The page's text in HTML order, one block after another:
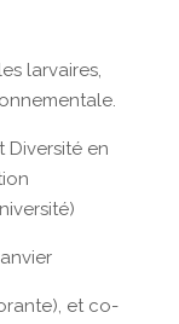
larvaires,
Diversité en
et co-